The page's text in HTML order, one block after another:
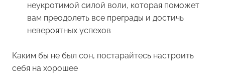
неукротимой силой воли, которая поможет
вам преодолеть все преграды и достичь
невероятных успехов
Каким бы не был сон, постарайтесь настроить
себя на хорошее